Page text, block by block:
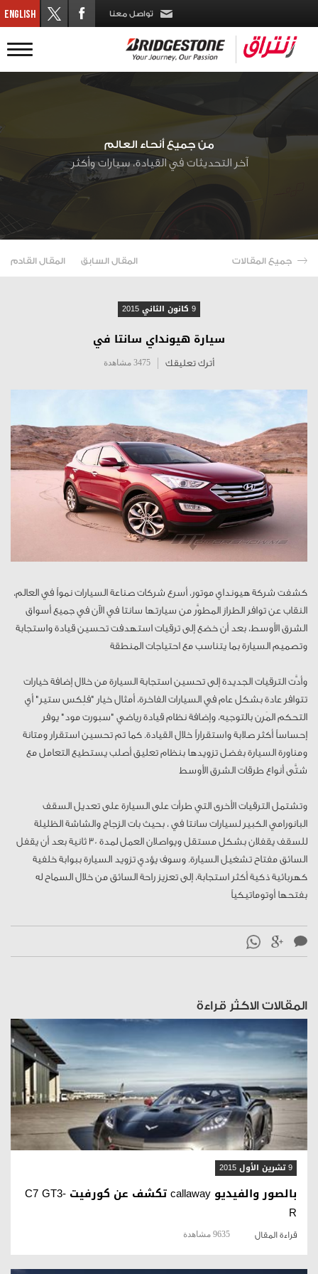
تواصل معنا
من جميع أنحاء العالم
آخر التحديثات في القيادة، سيارات وأكثر
جميع المقالات المقال السابق المقال القادم
9 كانون الثاني 2015
سيارة هيونداي سانتا في
أترك تعليقك 3475 مشاهدة
كشفت شركة هيونداي موتور، أسرع شركات صناعة السيارات نمواً في العالم،
النقاب عن توافر الطراز المطوَّر من سيارتها سانتا في الآن في جميع أسواق
الشرق الأوسط، بعد أن خضع إلى ترقيات استهدفت تحسين قيادة واستجابة
وتصميم السيارة بما يتناسب مع احتياجات المنطقة
وأدَّت الترقيات الجديدة إلى تحسين استجابة السيارة من خلال إضافة خيارات
تتوافر عادة بشكل عام في السيارات الفاخرة، أمثال خيار "فلِكس ستير" أي
التحكم المَرِن بالتوجيه، وإضافة نظام قيادة رياضي "سبورت مود" يوفر
إحساساً أكثر صلابة واستقراراً خلال القيادة. كما تم تحسين استقرار ومتانة
ومناورة السيارة بفضل تزويدها بنظام تعليق أصلب يستطيع التعامل مع
شتَّى أنواع طرقات الشرق الأوسط
وتشتمل الترقيات الأخرى التي طرأت على السيارة على تعديل السقف
البانورامي الكبير لسيارات سانتا في ، بحيث بات الزجاج والشاشة الظليلة
للسقف يقفلان بشكل مستقل ويواصلان العمل لمدة 30 ثانية بعد أن يقفل
السائق مفتاح تشغيل السيارة. وسوف يؤدي تزويد السيارة ببوابة خلفية
كهربائية ذكية أكثر استجابة، إلى تعزيز راحة السائق من خلال السماح له
بفتحها أوتوماتيكياً
المقالات الاكثر قراءة
قراءة المقال
9 تشرين الأول 2015
بالصور والفيديو callaway تكشف عن كورفيت C7 GT3-
R
قراءة المقال 9635 مشاهدة